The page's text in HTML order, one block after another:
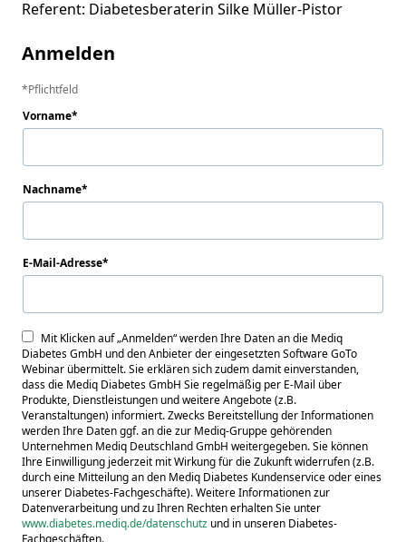
Anmelden
Pflichtfeld
Vorname
Nachname
E-Mail-Adresse
Mit Klicken auf „Anmelden“ werden Ihre Daten an die Mediq
Diabetes GmbH und den Anbieter der eingesetzten Software GoTo
Webinar übermittelt. Sie erklären sich zudem damit einverstanden,
dass die Mediq Diabetes GmbH Sie regelmäßig per E-Mail über
Produkte, Dienstleistungen und weitere Angebote (z.B.
Veranstaltungen) informiert. Zwecks Bereitstellung der Informationen
werden Ihre Daten ggf. an die zur Mediq-Gruppe gehörenden
Unternehmen Mediq Deutschland GmbH weitergegeben. Sie können
Ihre Einwilligung jederzeit mit Wirkung für die Zukunft widerrufen (z.B.
durch eine Mitteilung an den Mediq Diabetes Kundenservice oder eines
unserer Diabetes-Fachgeschäfte). Weitere Informationen zur
Datenverarbeitung und zu Ihren Rechten erhalten Sie unter
www.diabetes.mediq.de/datenschutz und in unseren Diabetes-
Fachgeschäften.